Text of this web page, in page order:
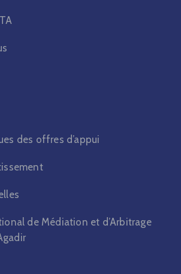
des offres d’appui
de Médiation et d’Arbitrage